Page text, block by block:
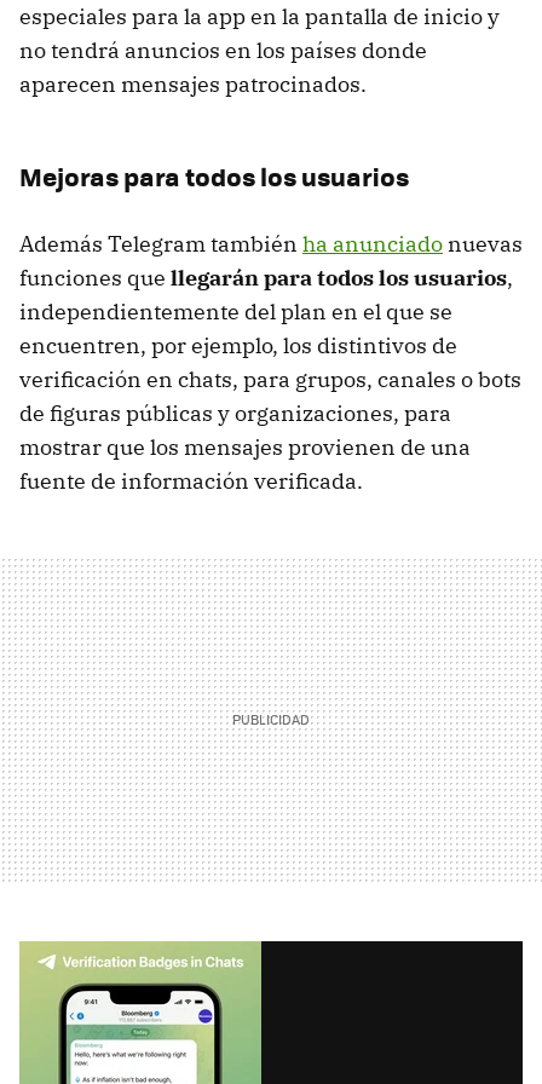
especiales para la app en la pantalla de inicio y
no tendrá anuncios en los países donde
aparecen mensajes patrocinados.
Mejoras para todos los usuarios
Además Telegram también ha anunciado nuevas
funciones que llegarán para todos los usuarios,
independientemente del plan en el que se
encuentren, por ejemplo, los distintivos de
verificación en chats, para grupos, canales o bots
de figuras públicas y organizaciones, para
mostrar que los mensajes provienen de una
fuente de información verificada.